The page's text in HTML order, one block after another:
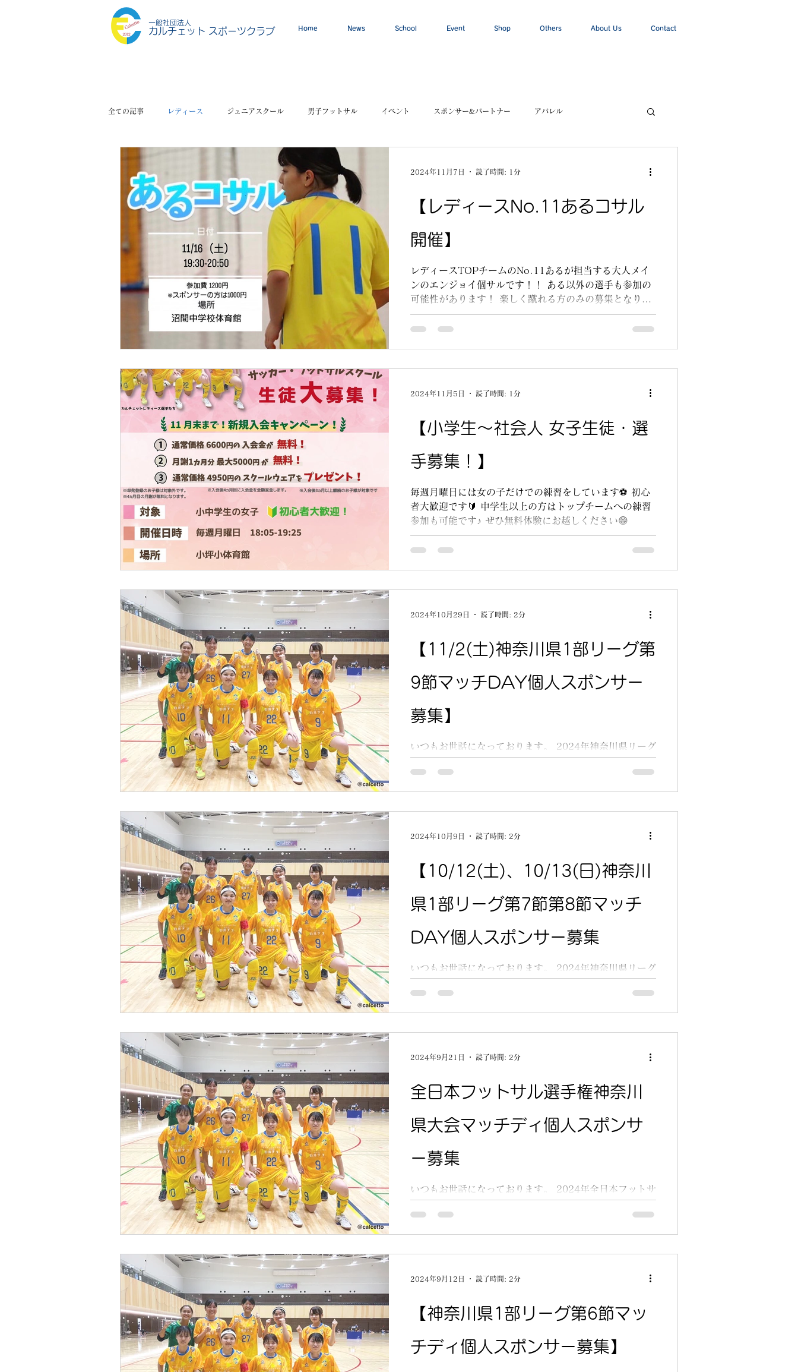
Home News School Event Shop Others About Us Contact
一般社団法人
カルチェット スポーツクラブ
全ての記事 レディース ジュニアスクール 男子フットサル イベント スポンサー&パートナー アパレル
【レディースNo.11あるコサル
開催】
レディースTOPチームのNo.11あるが担当する大人メイ
ンのエンジョイ個サルです！！ ある以外の選手も参加の
可能性があります！ 楽しく蹴れる方のみの募集となりま
す⚽️ ※中学生以上が参加可能（小6は応相談） チーム分
け、ゴール設置、ビブスなどの用意はカルチェット側で
2024年11月7日 読了時間: 1分
【小学生〜社会人 女子生徒・選
手募集！】
毎週月曜日には女の子だけでの練習をしています⚽️ 初心
者大歓迎です🔰 中学生以上の方はトップチームへの練習
参加も可能です♪ ぜひ無料体験にお越しください😁
2024年11月5日 読了時間: 1分
【11/2(土)神奈川県1部リーグ第
9節マッチDAY個人スポンサー
募集】
いつもお世話になっております。 2024年神奈川県リーグ
第9節のお知らせです⚽ 会場は 第9節伊勢原体育館 神奈
川県1部リーグ優勝/関東リーグ参入に向けて戦うレディ
2024年10月29日 読了時間: 2分
【10/12(土)、10/13(日)神奈川
県1部リーグ第7節第8節マッチ
DAY個人スポンサー募集
いつもお世話になっております。 2024年神奈川県リーグ
第7、第8節のお知らせです⚽ 会場は 第7節横須賀北体育
館 第8節秦野総合体育館 神奈川県1部リーグ優勝/関東リ
ーグ参入に向けて戦うレディース選手たちを会場にきて
2024年10月9日 読了時間: 2分
全日本フットサル選手権神奈川
県大会マッチディ個人スポンサ
ー募集
いつもお世話になっております。 2024年全日本フットサ
ル選手権神奈川県大会のお知らせです⚽ 会場は秦野総合
体育館となります！ 全日本フットサル選手権神奈川県優
2024年9月21日 読了時間: 2分
【神奈川県1部リーグ第6節マッ
チディ個人スポンサー募集】
2024年9月12日 読了時間: 2分